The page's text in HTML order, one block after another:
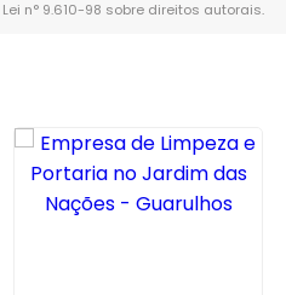
Lei n° 9.610-98 sobre direitos autorais.